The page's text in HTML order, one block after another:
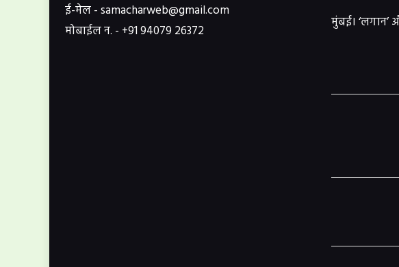
ई-मेल - samacharweb@gmail.com
मोबाईल न. - +91 94079 26372
मुंबई।